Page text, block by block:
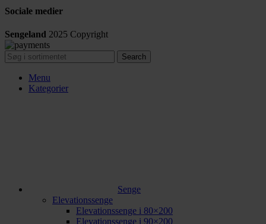
Sociale medier
Sengeland 2025 Copyright
Search
Menu
Kategorier
Senge
Elevationssenge
Elevationssenge i 80×200
Elevationssenge i 90×200